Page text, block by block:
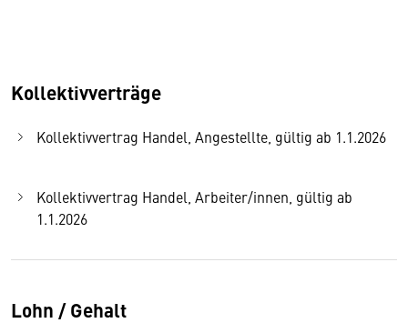
Kollektivverträge
Kollektivvertrag Handel, Angestellte, gültig ab 1.1.2026
Kollektivvertrag Handel, Arbeiter/innen, gültig ab
1.1.2026
Lohn / Gehalt